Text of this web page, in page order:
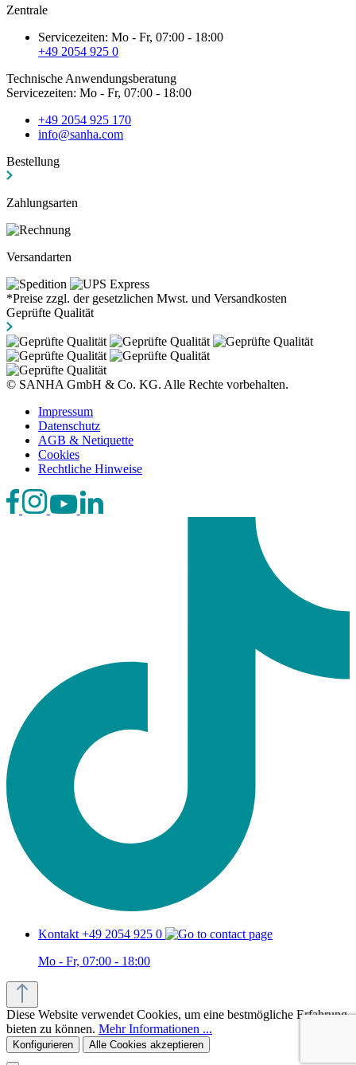
Zentrale
Servicezeiten: Mo - Fr, 07:00 - 18:00
+49 2054 925 0
Technische Anwendungsberatung
Servicezeiten: Mo - Fr, 07:00 - 18:00
+49 2054 925 170
info@sanha.com
Bestellung
Zahlungsarten
Versandarten
*Preise zzgl. der gesetzlichen Mwst. und Versandkosten
Geprüfte Qualität
© SANHA GmbH & Co. KG. Alle Rechte vorbehalten.
Impressum
Datenschutz
AGB & Netiquette
Cookies
Rechtliche Hinweise
Kontakt +49 2054 925 0
Mo - Fr, 07:00 - 18:00
Diese Website verwendet Cookies, um eine bestmögliche Erfahrung
bieten zu können. Mehr Informationen ...
Konfigurieren Alle Cookies akzeptieren